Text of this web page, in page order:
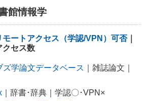
館情報学
モートアクセス（学認/VPN）可否｜
クセス数
ズ学論文データベース
｜雑誌論文｜
｜辞書･辞典｜学認〇･VPN×